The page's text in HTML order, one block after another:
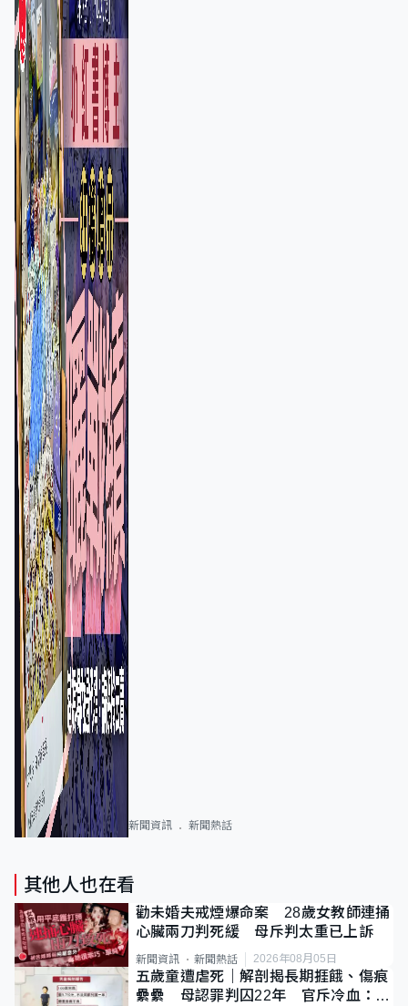
新聞資訊 新聞熱話
其他人也在看
勸未婚夫戒煙爆命案 28歲女教師連捅
心臟兩刀判死緩 母斥判太重已上訴
新聞資訊 新聞熱話 2026年08月05日
五歲童遭虐死｜解剖揭長期捱餓、傷痕
纍纍 母認罪判囚22年 官斥冷血：同